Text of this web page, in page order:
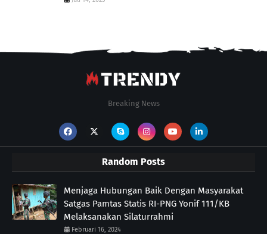
Breaking News
Random Posts
Menjaga Hubungan Baik Dengan Masyarakat
Satgas Pamtas Statis RI-PNG Yonif 111/KB
Melaksanakan Silaturrahmi
Februari 16, 2024